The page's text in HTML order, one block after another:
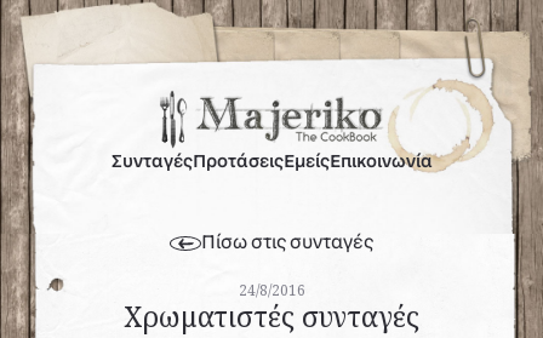
ΣυνταγέςΠροτάσεις Επικοινωνία
Εμείς
Πίσω στις συνταγές
24/8/2016
Χρωματιστές συνταγές